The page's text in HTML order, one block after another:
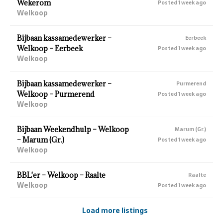
Wekerom
Welkoop
Posted 1 week ago
Bijbaan kassamedewerker –
Welkoop – Eerbeek
Welkoop
Eerbeek
Posted 1 week ago
Bijbaan kassamedewerker –
Welkoop – Purmerend
Welkoop
Purmerend
Posted 1 week ago
Bijbaan Weekendhulp – Welkoop
– Marum (Gr.)
Welkoop
Marum (Gr.)
Posted 1 week ago
BBL'er – Welkoop – Raalte
Welkoop
Raalte
Posted 1 week ago
Load more listings